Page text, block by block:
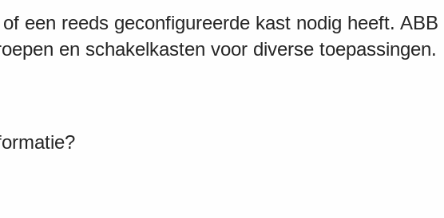
een reeds geconfigureerde kast nodig heeft.
en schakelkasten voor diverse toepassingen.